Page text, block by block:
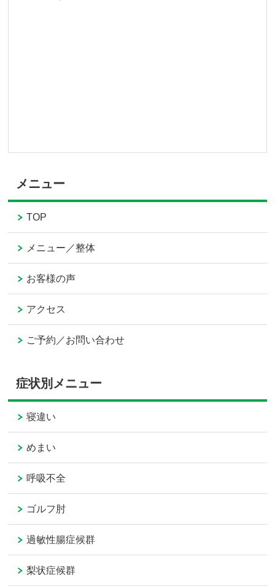
メニュー
TOP
メニュー／整体
お客様の声
アクセス
ご予約／お問い合わせ
症状別メニュー
寝違い
めまい
呼吸不全
ゴルフ肘
過敏性腸症候群
梨状症候群